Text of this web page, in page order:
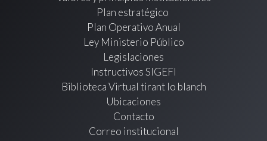
Plan estratégico
Plan Operativo Anual
Ley Ministerio Público
Legislaciones
Instructivos SIGEFI
Biblioteca Virtual tirant lo blanch
Ubicaciones
Contacto
Correo institucional